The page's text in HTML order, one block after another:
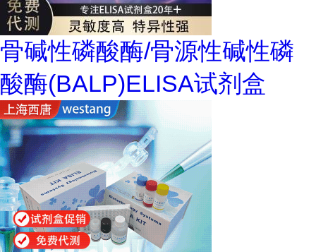
骨碱性磷酸酶/骨源性碱性磷
酸酶(BALP)ELISA试剂盒